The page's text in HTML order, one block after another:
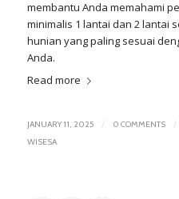
membantu Anda memahami
minimalis 1 lantai dan 2 lantai
hunian yang paling sesuai
Anda.
Read more
JANUARY 11, 2025 / 0 COMMENTS /
WISESA